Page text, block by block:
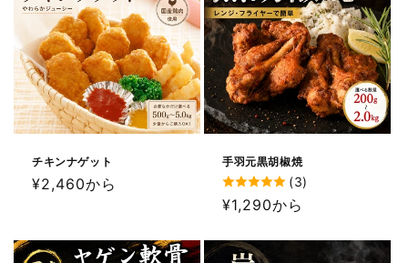
チキンナゲット
通
格
¥2,460から
手羽元黒胡椒焼
(3)
通
価
¥1,290から